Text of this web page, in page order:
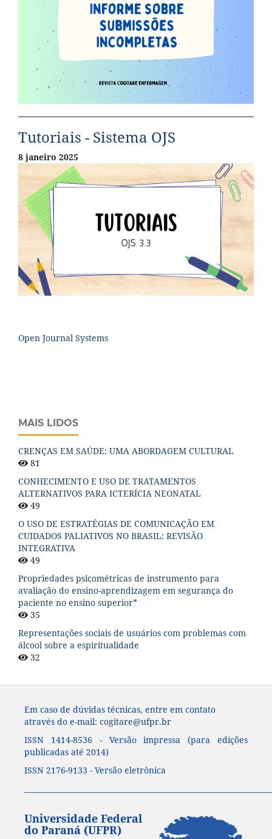
Tutoriais - Sistema OJS
8 janeiro 2025
Open Journal Systems
MAIS LIDOS
CRENÇAS EM SAÚDE: UMA ABORDAGEM CULTURAL
81
CONHECIMENTO E USO DE TRATAMENTOS
ALTERNATIVOS PARA ICTERÍCIA NEONATAL
49
O USO DE ESTRATÉGIAS DE COMUNICAÇÃO EM
CUIDADOS PALIATIVOS NO BRASIL: REVISÃO
INTEGRATIVA
49
Propriedades psicométricas de instrumento para
avaliação do ensino-aprendizagem em segurança do
paciente no ensino superior*
35
Representações sociais de usuários com problemas com
álcool sobre a espiritualidade
32
Em caso de dúvidas técnicas, entre em contato
através do e-mail: cogitare@ufpr.br
ISSN 1414-8536 - Versão impressa (para edições
publicadas até 2014)
ISSN 2176-9133 - Versão eletrônica
Universidade Federal
do Paraná (UFPR)